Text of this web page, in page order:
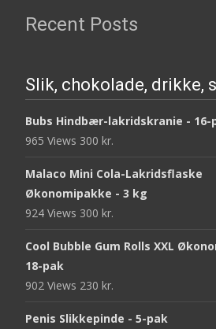
Recent Posts
Slik, chokolade, drikke,
Bubs Hindbær-lakridskranie - 16-
965 Views 300 kr.
Malaco Mini Cola-Lakridsflaske
Økonomipakke - 3 kg
924 Views 300 kr.
Cool Bubble Gum Rolls XXL
18-pak
902 Views 230 kr.
Penis Slikkepinde - 5-pak